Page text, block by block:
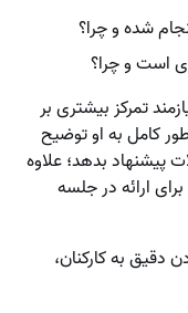
شده و چرا؟
است و چرا؟
تمرکز بیشتری بر
کامل به او توضیح
پیشنهاد بدهد؛ علاوه
ارائه در جلسه
دقیق به کارکنان،